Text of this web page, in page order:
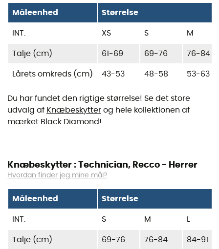
Måleenhed Størrelse
INT. XS S M
Talje (cm) 61-69 69-76 76-84
Lårets omkreds (cm) 43-53 48-58 53-63
Du har fundet den rigtige størrelse! Se det store
udvalg af Knæbeskytter og hele kollektionen af
mærket Black Diamond!
Knæbeskytter : Technician, Recco - Herrer
Hvordan finder jeg mine mål?
Måleenhed Størrelse
INT. S M
Talje (cm) 69-76 76-84 84-91